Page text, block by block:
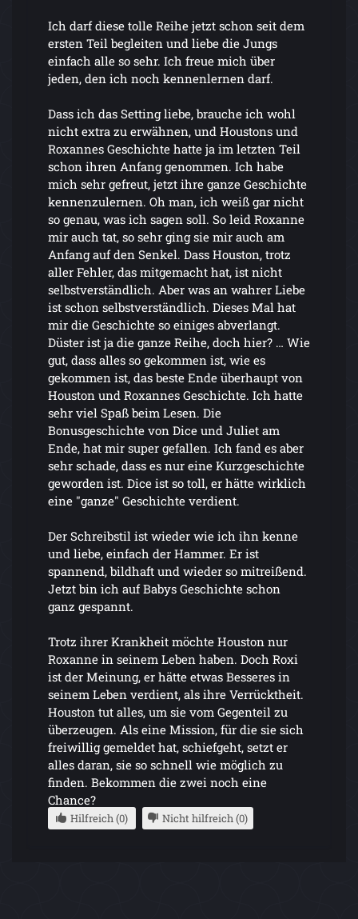
Ich darf diese tolle Reihe jetzt schon seit dem
ersten Teil begleiten und liebe die Jungs
einfach alle so sehr. Ich freue mich über
jeden, den ich noch kennenlernen darf.
Dass ich das Setting liebe, brauche ich wohl
nicht extra zu erwähnen, und Houstons und
Roxannes Geschichte hatte ja im letzten Teil
schon ihren Anfang genommen. Ich habe
mich sehr gefreut, jetzt ihre ganze Geschichte
kennenzulernen. Oh man, ich weiß gar nicht
so genau, was ich sagen soll. So leid Roxanne
mir auch tat, so sehr ging sie mir auch am
Anfang auf den Senkel. Dass Houston, trotz
aller Fehler, das mitgemacht hat, ist nicht
selbstverständlich. Aber was an wahrer Liebe
ist schon selbstverständlich. Dieses Mal hat
mir die Geschichte so einiges abverlangt.
Düster ist ja die ganze Reihe, doch hier? … Wie
gut, dass alles so gekommen ist, wie es
gekommen ist, das beste Ende überhaupt von
Houston und Roxannes Geschichte. Ich hatte
sehr viel Spaß beim Lesen. Die
Bonusgeschichte von Dice und Juliet am
Ende, hat mir super gefallen. Ich fand es aber
sehr schade, dass es nur eine Kurzgeschichte
geworden ist. Dice ist so toll, er hätte wirklich
eine "ganze" Geschichte verdient.
Der Schreibstil ist wieder wie ich ihn kenne
und liebe, einfach der Hammer. Er ist
spannend, bildhaft und wieder so mitreißend.
Jetzt bin ich auf Babys Geschichte schon
ganz gespannt.
Trotz ihrer Krankheit möchte Houston nur
Roxanne in seinem Leben haben. Doch Roxi
ist der Meinung, er hätte etwas Besseres in
seinem Leben verdient, als ihre Verrücktheit.
Houston tut alles, um sie vom Gegenteil zu
überzeugen. Als eine Mission, für die sie sich
freiwillig gemeldet hat, schiefgeht, setzt er
alles daran, sie so schnell wie möglich zu
finden. Bekommen die zwei noch eine
Chance?
Hilfreich (0) Nicht hilfreich (0)